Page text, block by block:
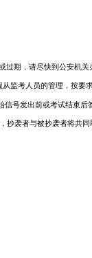
期，请尽快到公安机关
监考人员的管理，按要
号发出前或考试结束后
袭者与被抄袭者将共